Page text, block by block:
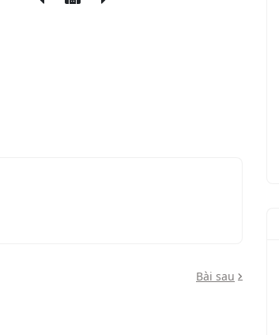
Bài sau